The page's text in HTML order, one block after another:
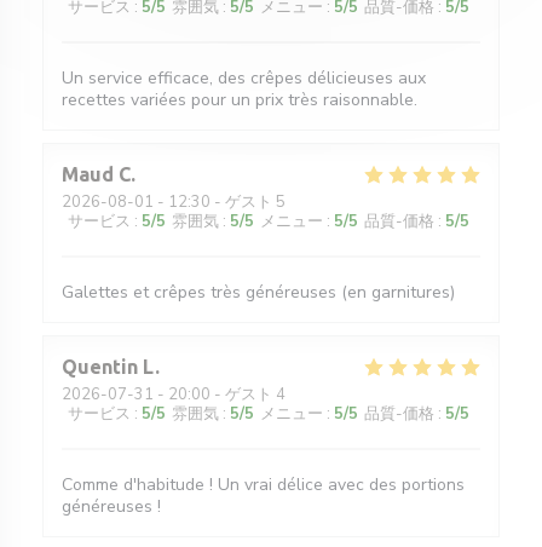
サービス : 5/5 雰囲気 : 5/5 メニュー : 5/5 品質-価格 : 5/5
Un service efficace, des crêpes délicieuses aux
recettes variées pour un prix très raisonnable.
Maud C
2026-08-01 - 12:30 - ゲスト 5
サービス : 5/5 雰囲気 : 5/5 メニュー : 5/5 品質-価格 : 5/5
Galettes et crêpes très généreuses (en garnitures)
Quentin L
2026-07-31 - 20:00 - ゲスト 4
サービス : 5/5 雰囲気 : 5/5 メニュー : 5/5 品質-価格 : 5/5
Comme d'habitude ! Un vrai délice avec des portions
généreuses !